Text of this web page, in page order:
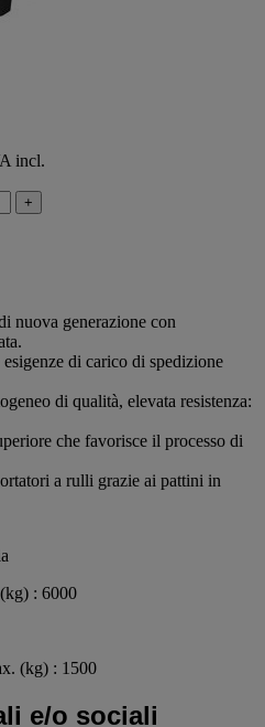
incl.
+
nuova generazione con
di carico di spedizione
di qualità, elevata resistenza:
che favorisce il processo di
a rulli grazie ai pattini in
: 6000
(kg) : 1500
e/o sociali